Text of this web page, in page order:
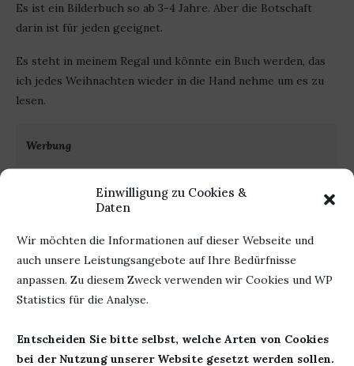
Einwilligung zu Cookies &
Daten
Wir möchten die Informationen auf dieser Webseite und
auch unsere Leistungsangebote auf Ihre Bedürfnisse
anpassen. Zu diesem Zweck verwenden wir Cookies und WP
Statistics für die Analyse.
Entscheiden Sie bitte selbst, welche Arten von Cookies
bei der Nutzung unserer Website gesetzt werden sollen.
Es ist ein Bilderbuch so ab 3-4 Jahre. Aber die Botschaft
darin ist für jeden geeignet.
Es steht in meinem Regal und könnte ein Buch werden, das
ich jedes Weihnachten wieder in die Hand nehme um es zu
lesen.
Werbung
Autor: Michael Morpurgo
Titel: Mein Weihnachtswunsch
Erschienen: 08. Oktober 2020
Herausgeber:
ISBN: 978-3743208780
7. November 2020 0 Kommentar